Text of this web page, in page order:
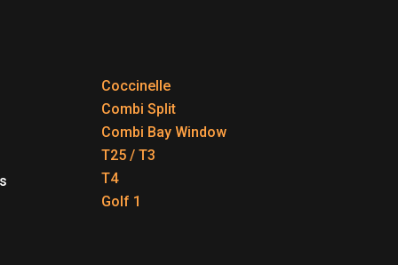
Coccinelle
Combi Split
Combi Bay Window
T25 / T3
T4
Golf 1